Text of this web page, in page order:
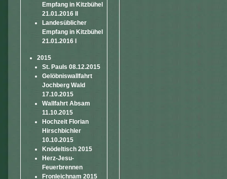
Empfang in Kitzbühel
21.01.2016 II
Landesüblicher
Empfang in Kitzbühel
21.01.2016 I
2015
St. Pauls 08.12.2015
Gelöbniswallfahrt
Jochberg Wald
17.10.2015
Wallfahrt Absam
11.10.2015
Hochzeit Florian
Hirschbichler
10.10.2015
Knödeltisch 2015
Herz-Jesu-
Feuerbrennen
Fronleichnam 2015